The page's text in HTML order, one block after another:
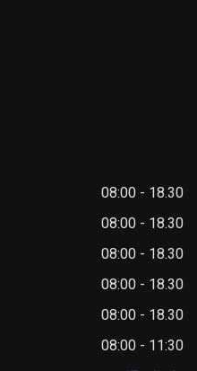
08:00 - 18.30
08:00 - 18.30
08:00 - 18.30
08:00 - 18.30
08:00 - 18.30
08:00 - 11:30